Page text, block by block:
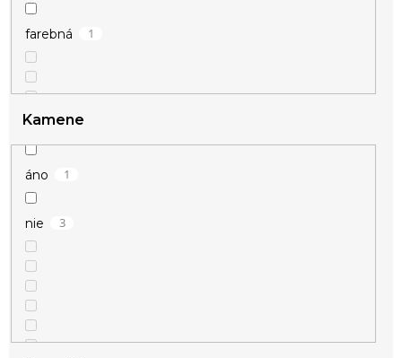
farebná 1
strieborná
Kamene
áno 1
nie 3